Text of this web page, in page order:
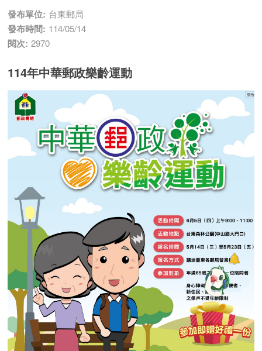
發布單位: 台東郵局
發布時間: 114/05/14
閱次: 2970
114年中華郵政樂齡運動